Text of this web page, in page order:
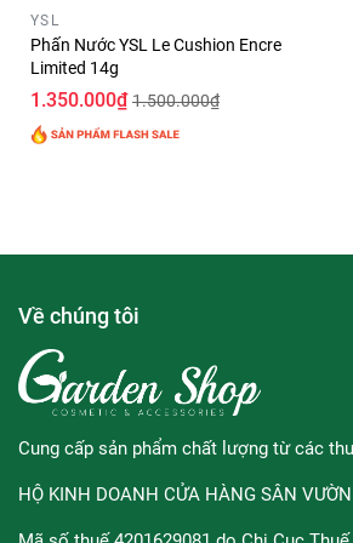
Sản xuất tại:Hàn Quốc
Dung tích: 15g
YSL
Phấn Nước YSL Le Cushion Encre
Limited 14g
1.350.000₫ 1.500.000₫
Về chúng tôi
Cung cấp sản phẩm chất lượng từ các
HỘ KINH DOANH CỬA HÀNG SÂN